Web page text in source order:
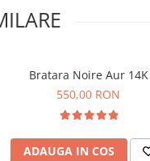
Bratara Noire Aur 14K
550,00 RON
ADAUGA IN COS